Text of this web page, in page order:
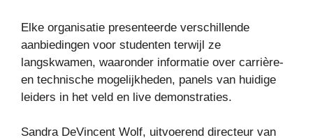
Elke organisatie presenteerde verschillende
aanbiedingen voor studenten terwijl ze
langskwamen, waaronder informatie over carrière-
en technische mogelijkheden, panels van huidige
leiders in het veld en live demonstraties.
Sandra DeVincent Wolf, uitvoerend directeur van